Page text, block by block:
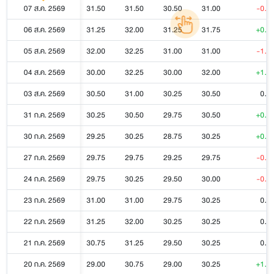
07 ส.ค. 2569 31.50 31.50 30.50 31.00
-
06 ส.ค. 2569
31.25 32.00 31.25 31.75
05 ส.ค. 2569
32.00 32.25 31.00 31.00
-
04 ส.ค. 2569
30.00 32.25 30.00 32.00
03 ส.ค. 2569
30.50 31.00 30.25 30.50
31 ก.ค. 2569
30.25 30.50 29.75 30.50
30 ก.ค. 2569
29.25 30.25 28.75 30.25
27 ก.ค. 2569
29.75 29.75 29.25 29.75
-
24 ก.ค. 2569
29.75 30.25 29.50 30.00
-
23 ก.ค. 2569
31.00 31.00 29.75 30.25
22 ก.ค. 2569
31.25 32.00 30.25 30.25
21 ก.ค. 2569
30.75 31.25 29.50 30.25
20 ก.ค. 2569
29.00 30.75 29.00 30.25